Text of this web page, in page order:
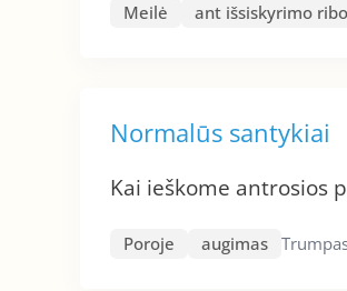
Meilė ant išsiskyrimo
Normalūs santykiai
Kai ieškome antrosios
Poroje augimas